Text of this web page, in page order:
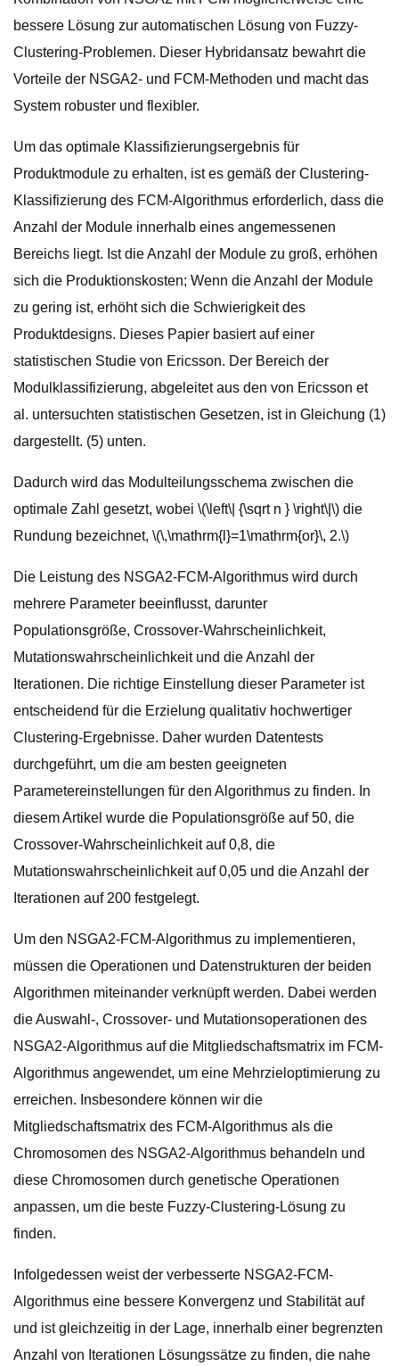
bessere Lösung zur automatischen Lösung von Fuzzy-
Clustering-Problemen. Dieser Hybridansatz bewahrt die
Vorteile der NSGA2- und FCM-Methoden und macht das
System robuster und flexibler.
Um das optimale Klassifizierungsergebnis für
Produktmodule zu erhalten, ist es gemäß der Clustering-
Klassifizierung des FCM-Algorithmus erforderlich, dass die
Anzahl der Module innerhalb eines angemessenen
Bereichs liegt. Ist die Anzahl der Module zu groß, erhöhen
sich die Produktionskosten; Wenn die Anzahl der Module
zu gering ist, erhöht sich die Schwierigkeit des
Produktdesigns. Dieses Papier basiert auf einer
statistischen Studie von Ericsson. Der Bereich der
Modulklassifizierung, abgeleitet aus den von Ericsson et
al. untersuchten statistischen Gesetzen, ist in Gleichung (1)
dargestellt. (5) unten.
Dadurch wird das Modulteilungsschema zwischen die
optimale Zahl gesetzt, wobei \(\left\| {\sqrt n } \right\|\) die
Rundung bezeichnet, \(\,\mathrm{l}=1\mathrm{or}\, 2.\)
Die Leistung des NSGA2-FCM-Algorithmus wird durch
mehrere Parameter beeinflusst, darunter
Populationsgröße, Crossover-Wahrscheinlichkeit,
Mutationswahrscheinlichkeit und die Anzahl der
Iterationen. Die richtige Einstellung dieser Parameter ist
entscheidend für die Erzielung qualitativ hochwertiger
Clustering-Ergebnisse. Daher wurden Datentests
durchgeführt, um die am besten geeigneten
Parametereinstellungen für den Algorithmus zu finden. In
diesem Artikel wurde die Populationsgröße auf 50, die
Crossover-Wahrscheinlichkeit auf 0,8, die
Mutationswahrscheinlichkeit auf 0,05 und die Anzahl der
Iterationen auf 200 festgelegt.
Um den NSGA2-FCM-Algorithmus zu implementieren,
müssen die Operationen und Datenstrukturen der beiden
Algorithmen miteinander verknüpft werden. Dabei werden
die Auswahl-, Crossover- und Mutationsoperationen des
NSGA2-Algorithmus auf die Mitgliedschaftsmatrix im FCM-
Algorithmus angewendet, um eine Mehrzieloptimierung zu
erreichen. Insbesondere können wir die
Mitgliedschaftsmatrix des FCM-Algorithmus als die
Chromosomen des NSGA2-Algorithmus behandeln und
diese Chromosomen durch genetische Operationen
anpassen, um die beste Fuzzy-Clustering-Lösung zu
finden.
Infolgedessen weist der verbesserte NSGA2-FCM-
Algorithmus eine bessere Konvergenz und Stabilität auf
und ist gleichzeitig in der Lage, innerhalb einer begrenzten
Anzahl von Iterationen Lösungssätze zu finden, die nahe